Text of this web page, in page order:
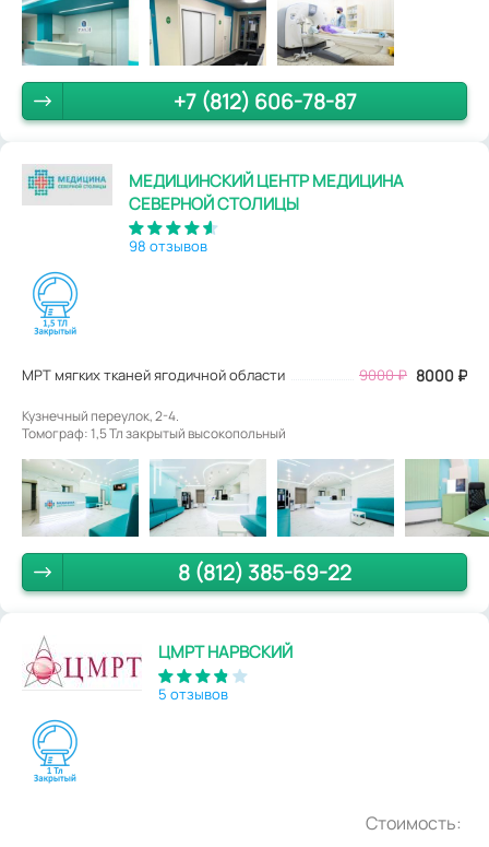
+7 (812) 606-78-87
МЕДИЦИНСКИЙ ЦЕНТР МЕДИЦИНА
СЕВЕРНОЙ СТОЛИЦЫ
98 отзывов
МРТ мягких тканей ягодичной области 9000₽ 8000 ₽
Кузнечный переулок, 2-4.
Томограф: 1,5 Тл закрытый высокопольный
8 (812) 385-69-22
ЦМРТ НАРВСКИЙ
5 отзывов
Стоимость: